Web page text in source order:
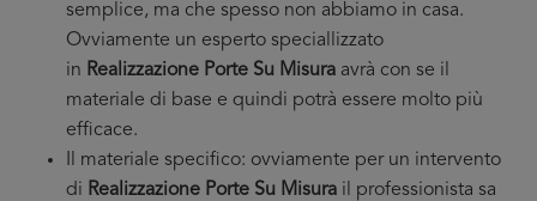
semplice, ma che spesso non abbiamo in casa.
Ovviamente un esperto speciallizzato
in Realizzazione Porte Su Misura avrà con se il
materiale di base e quindi potrà essere molto più
efficace.
Il materiale specifico: ovviamente per un intervento
di Realizzazione Porte Su Misura il professionista sa